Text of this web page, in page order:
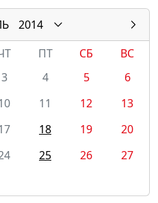
2014
ПТ СБ
ВС
3 4 5
6
11 12
13
18 19
20
25 26
27